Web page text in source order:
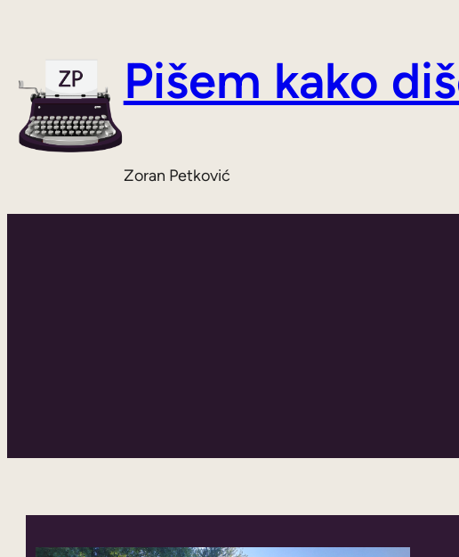
sadržaja
Pišem kako
Zoran Petković